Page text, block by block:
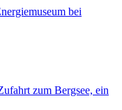
bei
zum Bergsee, ein